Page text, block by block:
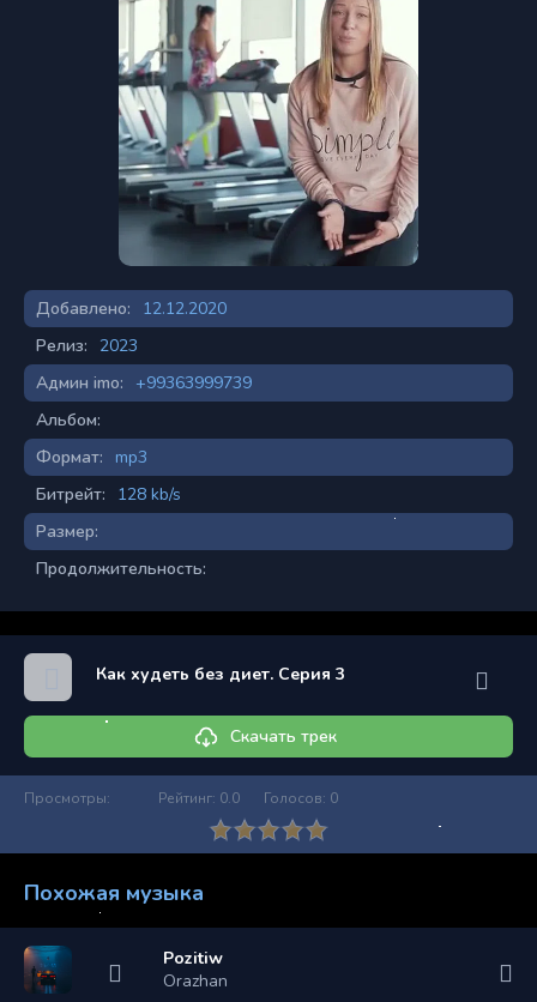
Добавлено:
12.12.2020
Релиз:
2023
Админ imo:
+99363999739
Альбом:
Формат:
mp3
Битрейт:
128 kb/s
Размер:
Продолжительность:
Как худеть без диет. Серия 3
Скачать трек
Просмотры: Рейтинг: 0.0 Голосов: 0
Похожая музыка
Pozitiw
Orazhan